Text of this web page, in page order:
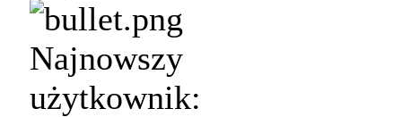
Najnowszy
użytkownik: